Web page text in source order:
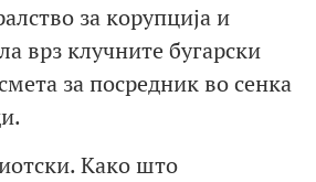
за корупција и
врз клучните бугарски
за посредник во сенка
Како што